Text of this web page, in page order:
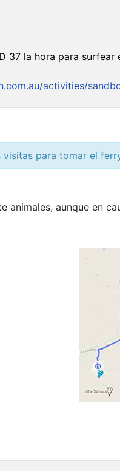
37 la hora para surfear
activities/
para tomar el
animales, aunque en